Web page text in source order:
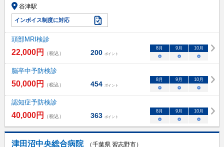
谷津駅
インボイス制度に対応
頭部MRI検診
22,000円 （税込） 200 ポイント
8 月 9 月 10月
○ ○ ○
脳卒中予防検診
50,000円 （税込） 454 ポイント
8 月 9 月 10月
○ ○ ○
認知症予防検診
40,000円 （税込） 363 ポイント
8 月 9 月 10月
○ ○ ○
津田沼中央総合病院
（千葉県 習志野市）